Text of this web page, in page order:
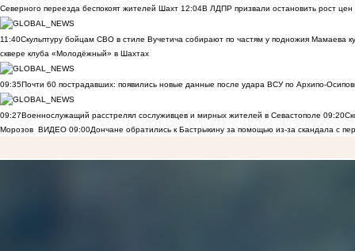
Северного переезда беспокоят жителей Шахт 12:04В ЛДПР призвали остановить рост цен
11:40Скульптуру бойцам СВО в стиле Вучетича собирают по частям у подножия Мамаева
сквере клуба «Молодёжный» в Шахтах
09:35Почти 60 пострадавших: появились новые данные после удара ВСУ по Архипо-
09:27Военнослужащий расстрелял сослуживцев и мирных жителей в Севастополе 09:20
Морозов
ВИДЕО 09:00Дончане обратились к Бастрыкину за помощью из-за скандала с